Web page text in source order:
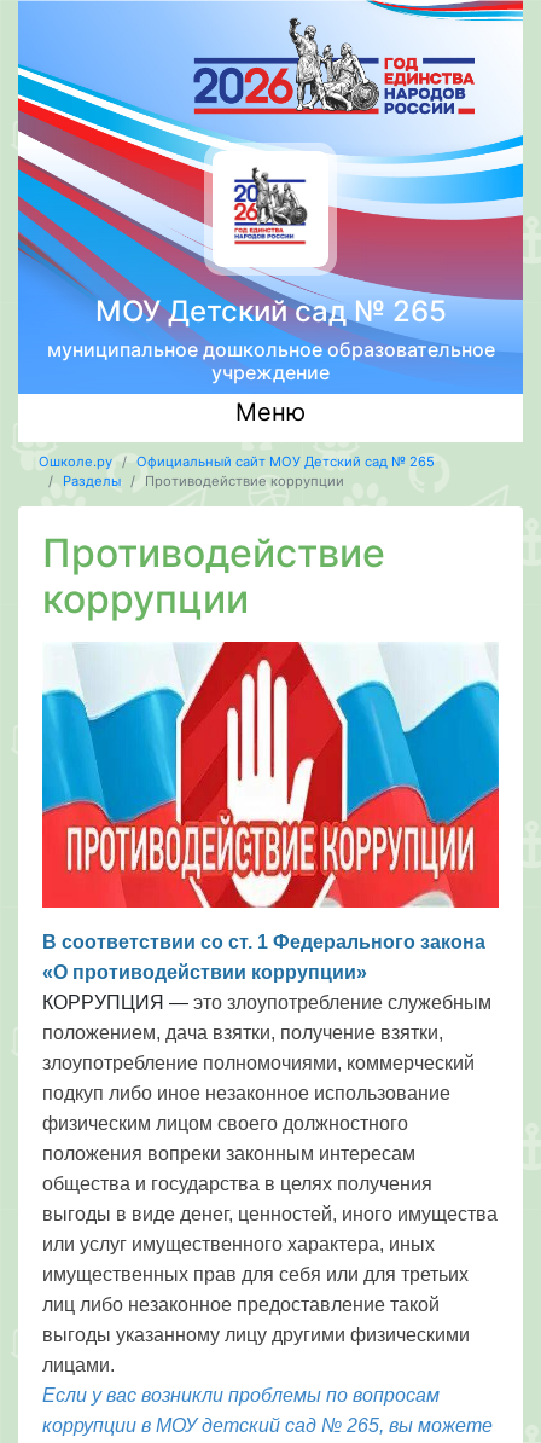
МОУ Детский сад № 265
муниципальное дошкольное образовательное
учреждение
Меню
Ошколе.ру
Официальный сайт МОУ Детский сад № 265
Разделы
Противодействие коррупции
Противодействие
коррупции
В соответствии со ст. 1 Федерального закона
«О противодействии коррупции»
КОРРУПЦИЯ — это злоупотребление служебным
положением, дача взятки, получение взятки,
злоупотребление полномочиями, коммерческий
подкуп либо иное незаконное использование
физическим лицом своего должностного
положения вопреки законным интересам
общества и государства в целях получения
выгоды в виде денег, ценностей, иного имущества
или услуг имущественного характера, иных
имущественных прав для себя или для третьих
лиц либо незаконное предоставление такой
выгоды указанному лицу другими физическими
лицами.
Если у вас возникли проблемы по вопросам
коррупции в МОУ детский сад № 265, вы можете